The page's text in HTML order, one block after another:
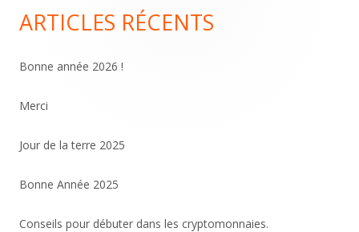
publications
Colonne
principale
ARTICLES RÉCENTS
Bonne année 2026 !
Merci
Jour de la terre 2025
Bonne Année 2025
Conseils pour débuter dans les cryptomonnaies.